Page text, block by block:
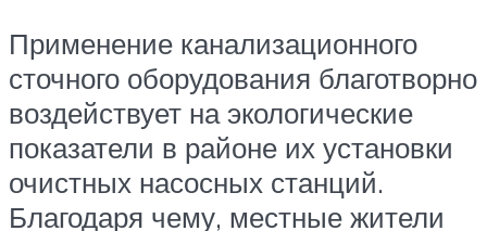
Применение канализационного
сточного оборудования благотворно
воздействует на экологические
показатели в районе их установки
очистных насосных станций.
Благодаря чему, местные жители